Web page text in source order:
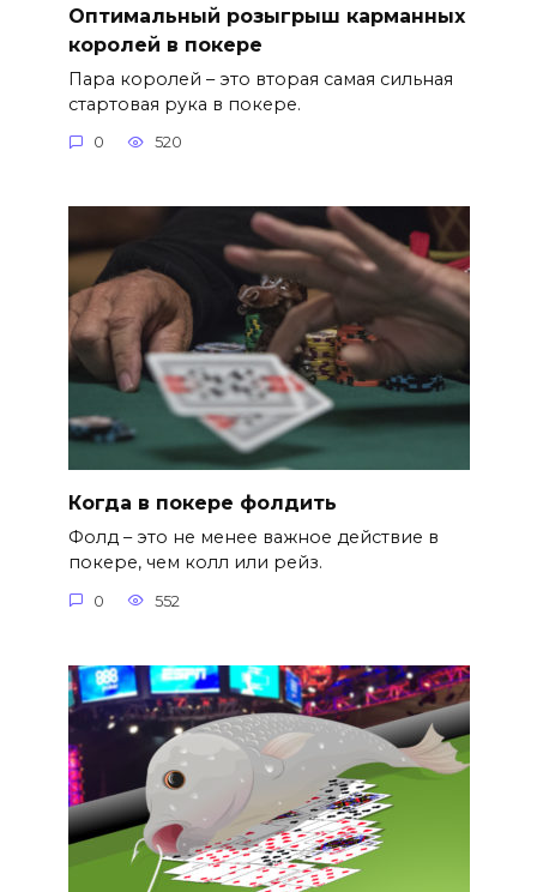
Оптимальный розыгрыш карманных
королей в покере
Пара королей – это вторая самая сильная
стартовая рука в покере.
0 520
Когда в покере фолдить
Фолд – это не менее важное действие в
покере, чем колл или рейз.
0 552